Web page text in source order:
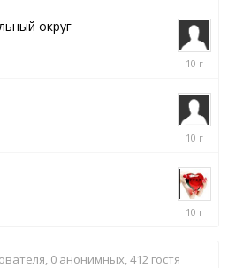
2021
округ
11
2016
19
2015
11
0 анонимных, 412 гостя